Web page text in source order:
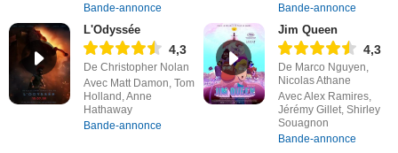
Bande-annonce
Bande-annonce
L'Odyssée
4,3
De Christopher Nolan
Avec Matt Damon, Tom
Holland, Anne
Hathaway
Bande-annonce
Jim Queen
4,3
De Marco Nguyen,
Nicolas Athane
Avec Alex Ramires,
Jérémy Gillet, Shirley
Souagnon
Bande-annonce